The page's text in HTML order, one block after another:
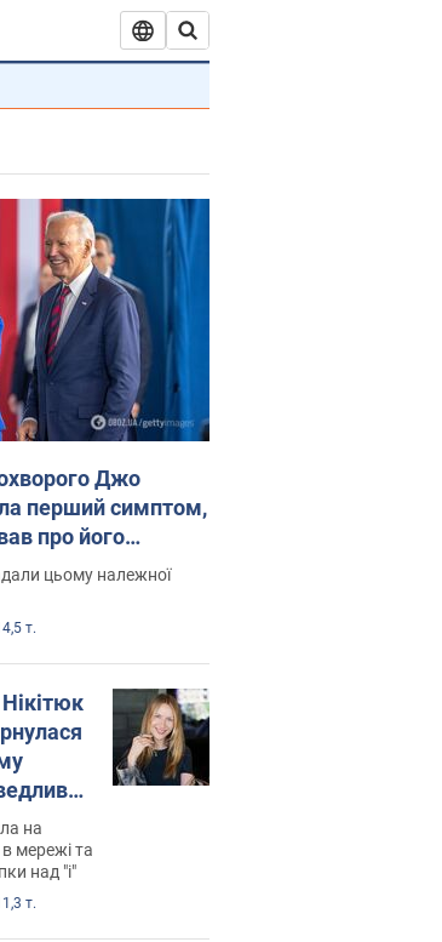
Джо
перший симптом,
про його
цьому належної
т.
на
мережі та
над "і"
т.